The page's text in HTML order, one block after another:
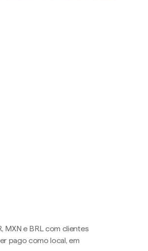
MXN e BRL com clientes
pago como local, em